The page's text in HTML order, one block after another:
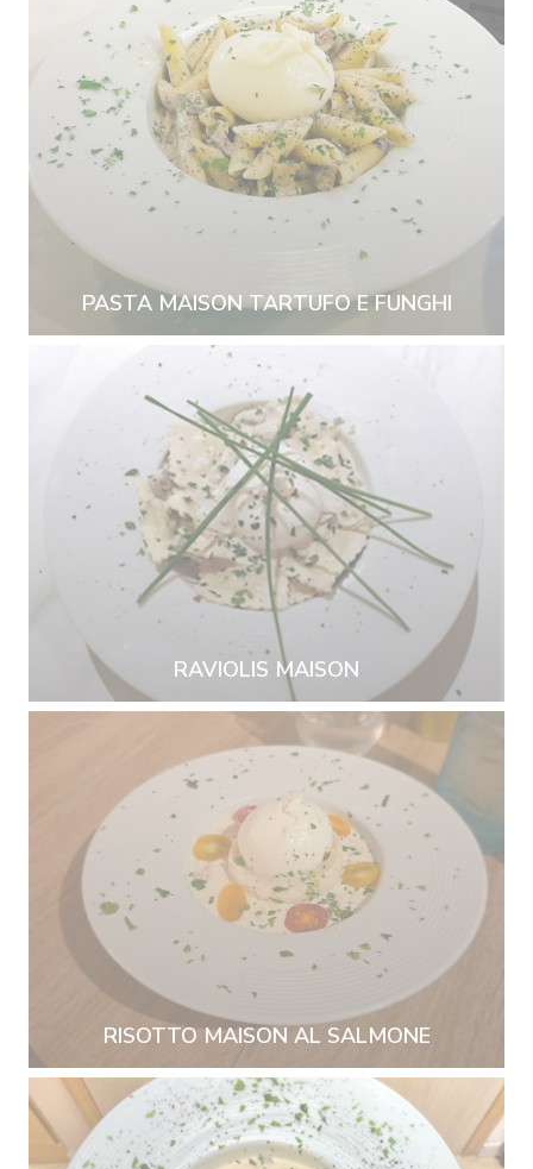
PASTA MAISON TARTUFO E FUNGHI
RAVIOLIS MAISON
RISOTTO MAISON AL SALMONE